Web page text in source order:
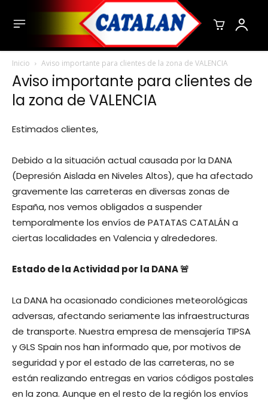
Inicio Aviso importante para clientes de la zona de VALENCIA
Aviso importante para clientes de
la zona de VALENCIA
Estimados clientes,
Debido a la situación actual causada por la DANA
(Depresión Aislada en Niveles Altos), que ha afectado
gravemente las carreteras en diversas zonas de
España, nos vemos obligados a suspender
temporalmente los envíos de PATATAS CATALÁN a
ciertas localidades en Valencia y alrededores.
Estado de la Actividad por la DANA 🚨
La DANA ha ocasionado condiciones meteorológicas
adversas, afectando seriamente las infraestructuras
de transporte. Nuestra empresa de mensajería TIPSA
y GLS Spain nos han informado que, por motivos de
seguridad y por el estado de las carreteras, no se
están realizando entregas en varios códigos postales
en la zona. Aunque en el resto de la región los envíos